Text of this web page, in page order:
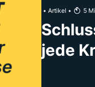
• Artikel • 5
jede